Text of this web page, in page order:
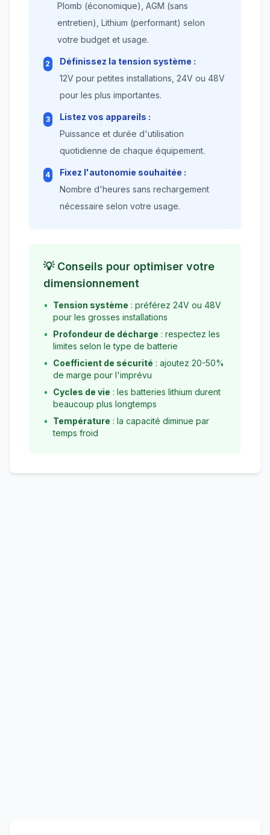
Plomb (économique), AGM (sans
entretien), Lithium (performant) selon
votre budget et usage.
2
Définissez la tension système :
12V pour petites installations, 24V ou 48V
pour les plus importantes.
3
Listez vos appareils :
Puissance et durée d'utilisation
quotidienne de chaque équipement.
4
Fixez l'autonomie souhaitée :
Nombre d'heures sans rechargement
nécessaire selon votre usage.
💡 Conseils pour optimiser votre
dimensionnement
• Tension système : préférez 24V ou 48V
pour les grosses installations
•
Profondeur de décharge : respectez les
limites selon le type de batterie
•
Coefficient de sécurité : ajoutez 20-50%
de marge pour l'imprévu
•
Cycles de vie : les batteries lithium durent
beaucoup plus longtemps
•
Température : la capacité diminue par
temps froid